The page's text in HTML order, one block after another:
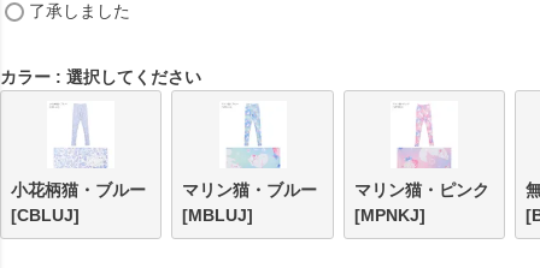
了承しました
カラー 選択してください
小花柄猫・ブルー
[CBLUJ]
マリン猫・ブルー
[MBLUJ]
マリン猫・ピンク
[MPNKJ]